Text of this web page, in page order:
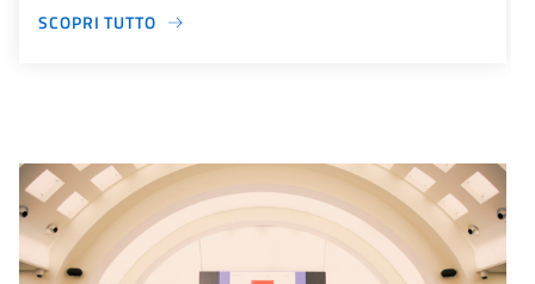
SCOPRI TUTTO